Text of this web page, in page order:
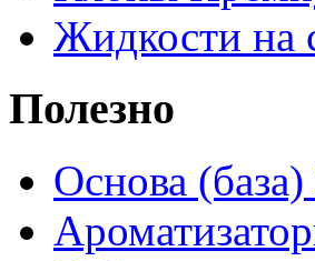
Жидкости на
Полезно
Основа